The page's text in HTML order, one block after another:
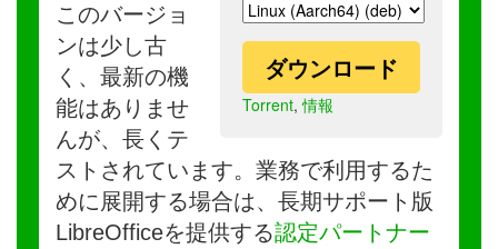
ダウンロード
Torrent,情報
このバージョ
ンは少し古
く、最新の機
能はありませ
んが、長くテ
ストされています。業務で利用するた
めに展開する場合は、長期サポート版
LibreOfficeを提供する認定パートナー